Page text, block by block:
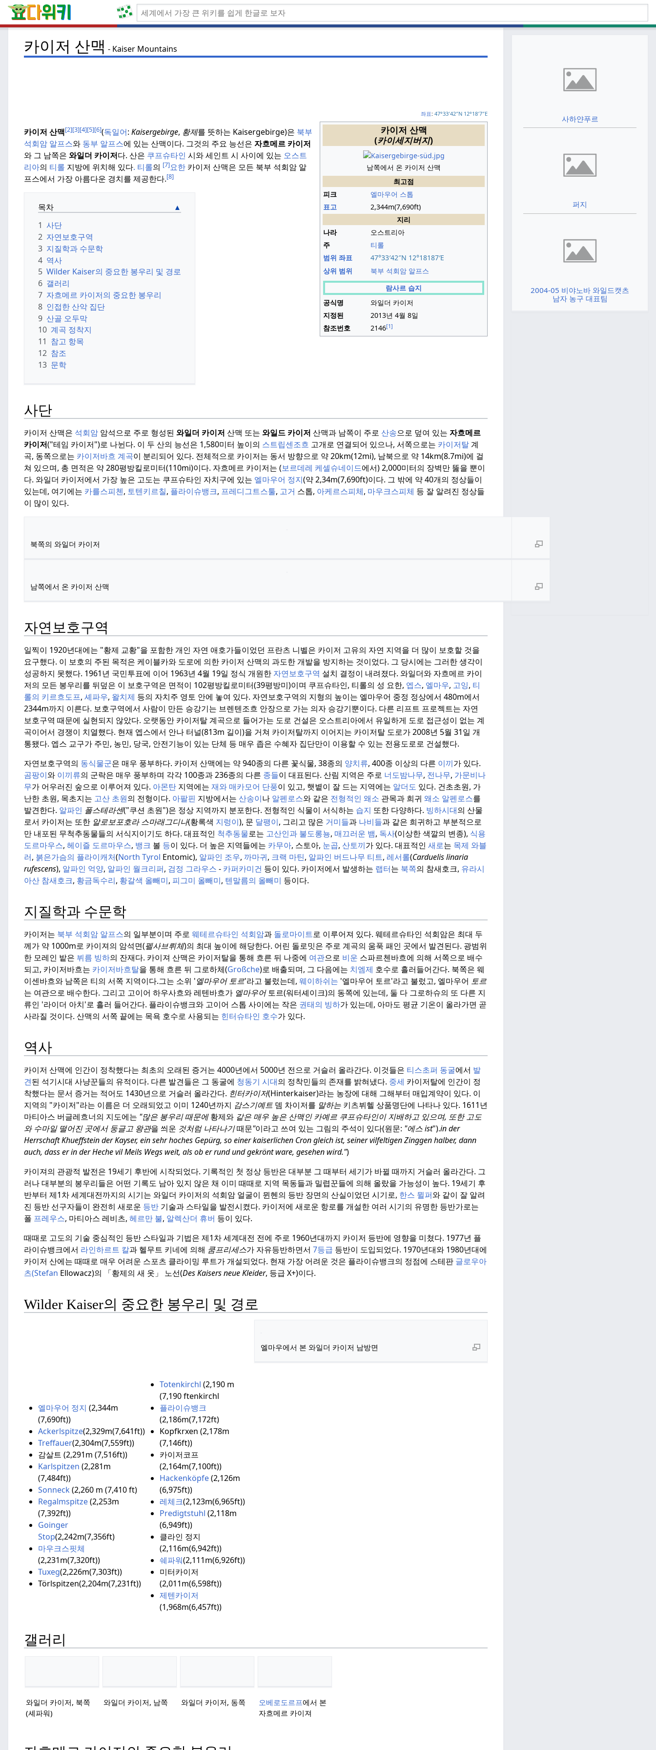
카이저 산맥 Kaiser Mountains
카이저 산맥
(카이세지버지)
남쪽에서 온 카이저 산맥
최고점
피크
엘마우어 스톱
표고
2,344m(7,690ft)
지리
나라
오스트리아
주
티롤
범위 좌표
47°33′42″N 12°18187′E
좌표: 47°33′42″N 12°18′7″E
상위 범위
북부 석회암 알프스
람사르 습지
공식명
와일더 카이저
지정된
2013년 4월 8일
참조번호
2146[1]
카이저 산맥[2][3][4][5][6](독일어: Kaisergebirge, 황제를 뜻하는 Kaisergebirge)은 북부
석회암 알프스와 동부 알프스에 있는 산맥이다. 그것의 주요 능선은 자흐메르 카이저
와 그 남쪽은 와일더 카이저다. 산은 쿠프슈타인 시와 세인트 시 사이에 있는 오스트
리아의 티롤 지방에 위치해 있다. 티롤의 [7]요한 카이저 산맥은 모든 북부 석회암 알
프스에서 가장 아름다운 경치를 제공한다.[8]
목차
1 사단
2 자연보호구역
3 지질학과 수문학
4 역사
5 Wilder Kaiser의 중요한 봉우리 및 경로
6 갤러리
7 자흐메르 카이저의 중요한 봉우리
8 인접한 산악 집단
9 산골 오두막
10 계곡 정착지
11 참고 항목
12 참조
13 문학
사단
카이저 산맥은 석회암 암석으로 주로 형성된 와일더 카이저 산맥 또는 와일드 카이저 산맥과 남쪽이 주로 산송으로 덮여 있는 자흐메르
카이저("테임 카이저")로 나뉜다. 이 두 산의 능선은 1,580미터 높이의 스트립센조흐 고개로 연결되어 있으나, 서쪽으로는 카이저탈계
곡, 동쪽으로는 카이저바흐 계곡이 분리되어 있다. 전체적으로 카이저는 동서 방향으로 약 20km(12mi), 남북으로 약 14km(8.7mi)에 걸
쳐 있으며, 총 면적은 약 280평방킬로미터(110mi)이다. 자흐메르 카이저는 (보르데레 케셀슈네이드에서) 2,000미터의 장벽만 뚫을 뿐이
다. 와일더 카이저에서 가장 높은 고도는 쿠프슈타인 자치구에 있는 엘마우어 정지(약 2,34m(7,690ft)이다. 그 밖에 약 40개의 정상들이
있는데, 여기에는 카를스피첸, 토텐키르칠, 플라이슈뱅크, 프레디그트스툴, 고거 스톱, 아케르스피체, 마우크스피체 등 잘 알려진 정상들
이 많이 있다.
북쪽의 와일더 카이저
남쪽에서 온 카이저 산맥
자연보호구역
일찍이 1920년대에는 "황제 교황"을 포함한 개인 자연 애호가들이었던 프란츠 니벨은 카이저 고유의 자연 지역을 더 많이 보호할 것을
요구했다. 이 보호의 주된 목적은 케이블카와 도로에 의한 카이저 산맥의 과도한 개발을 방지하는 것이었다. 그 당시에는 그러한 생각이
성공하지 못했다. 1961년 국민투표에 이어 1963년 4월 19일 정식 개원한 자연보호구역 설치 결정이 내려졌다. 와일더와 자흐메르 카이
저의 모든 봉우리를 뒤덮은 이 보호구역은 면적이 102평방킬로미터(39평방미)이며 쿠프슈타인, 티롤의 성 요한, 엡스, 엘마우, 고잉, 티
롤의 키르흐도프, 셰파우, 왈치제 등의 자치주 영토 안에 놓여 있다. 자연보호구역의 지형의 높이는 엘마우어 중정 정상에서 480m에서
2344m까지 이른다. 보호구역에서 사람이 만든 승강기는 브렌텐조흐 안장으로 가는 의자 승강기뿐이다. 다른 리프트 프로젝트는 자연
보호구역 때문에 실현되지 않았다. 오랫동안 카이저탈 계곡으로 들어가는 도로 건설은 오스트리아에서 유일하게 도로 접근성이 없는 계
곡이어서 경쟁이 치열했다. 현재 엡스에서 안나 터널(813m 길이)을 거쳐 카이저탈까지 이어지는 카이저탈 도로가 2008년 5월 31일 개
통됐다. 엡스 교구가 주민, 농민, 당국, 안전기능이 있는 단체 등 매우 좁은 수혜자 집단만이 이용할 수 있는 전용도로로 건설했다.
자연보호구역의 동식물군은 매우 풍부하다. 카이저 산맥에는 약 940종의 다른 꽃식물, 38종의 양치류, 400종 이상의 다른 이끼가 있다.
곰팡이와 이끼류의 군락은 매우 풍부하며 각각 100종과 236종의 다른 종들이 대표된다. 산림 지역은 주로 너도밤나무, 전나무, 가문비나
무가 어우러진 숲으로 이루어져 있다. 아몬탄 지역에는 재와 매카모어 단풍이 있고, 햇볕이 잘 드는 지역에는 알더도 있다. 건초초원, 가
난한 초원, 목초지는 고산 초원의 전형이다. 아팔핀 지방에서는 산송이나 알펜로스와 같은 전형적인 왜소 관목과 희귀 왜소 알펜로스를
발견한다. 알파인 폴스테라센("쿠션 초원")은 정상 지역까지 분포한다. 전형적인 식물이 서식하는 습지 또한 다양하다. 빙하시대의 산물
로서 카이저는 또한 알로보포호라 스마래그디나(황록색 지렁이), 문 달팽이, 그리고 많은 거미들과 나비들과 같은 희귀하고 부분적으로
만 내포된 무척추동물들의 서식지이기도 하다. 대표적인 척추동물로는 고산인과 불도롱뇽, 매끄러운 뱀, 독사(이상한 색깔의 변종), 식용
도르마우스, 헤이즐 도르마우스, 뱅크 볼 등이 있다. 더 높은 지역들에는 카무아, 스토아, 눈곱, 산토끼가 있다. 대표적인 새로는 목제 와블
러, 붉은가슴의 플라이캐처(North Tyrol Entomic), 알파인 조우, 까마귀, 크랙 마틴, 알파인 버드나무 티트, 레서롤(Carduelis linaria
rufescens), 알파인 억양, 알파인 월크리퍼, 검정 그라우스 - 카퍼카미건 등이 있다. 카이저에서 발생하는 랩터는 북쪽의 참새호크, 유라시
아산 참새호크, 황금독수리, 황갈색 올빼미, 피그미 올빼미, 텐말름의 올빼미 등이다.
지질학과 수문학
카이저는 북부 석회암 알프스의 일부분이며 주로 웨테르슈타인 석회암과 돌로마이트로 이루어져 있다. 웨테르슈타인 석회암은 최대 두
께가 약 1000m로 카이져의 암석면(펠사브뤼체)의 최대 높이에 해당한다. 어린 돌로밋은 주로 계곡의 움푹 패인 곳에서 발견된다. 광범위
한 모레인 밭은 뷔름 빙하의 잔재다. 카이져 산맥은 카이저탈을 통해 흐른 뒤 나중에 여관으로 비운 스파르첸바흐에 의해 서쪽으로 배수
되고, 카이저바흐는 카이저바흐탈을 통해 흐른 뒤 그로하체(Großche)로 배출되며, 그 다음에는 치엠제 호수로 흘러들어간다. 북쪽은 웨
이센바흐와 남쪽은 티의 서쪽 지역이다.그는 소위 '엘마우어 토르'라고 불렀는데, 웨이하쉬는 '엘마우어 토르'라고 불렀고, 엘마우어 토르
는 여관으로 배수한다. 그리고 고이어 하우사흐와 레텐바흐가 엘마우어토르(워터셰이크)의 동쪽에 있는데, 둘 다 그로하슈의 또 다른 지
류인 '라이더 아치'로 흘러 들어간다. 플라이슈뱅크와 고이어 스톱 사이에는 작은 권태의 빙하가 있는데, 아마도 평균 기온이 올라가면 곧
사라질 것이다. 산맥의 서쪽 끝에는 목욕 호수로 사용되는 힌터슈타인 호수가 있다.
역사
카이저 산맥에 인간이 정착했다는 최초의 오래된 증거는 4000년에서 5000년 전으로 거슬러 올라간다. 이것들은 티스초퍼 동굴에서 발
견된 석기시대 사냥꾼들의 유적이다. 다른 발견들은 그 동굴에 청동기 시대의 정착민들의 존재를 밝혀냈다. 중세 카이저탈에 인간이 정
착했다는 문서 증거는 적어도 1430년으로 거슬러 올라간다. 힌터카이저(Hinterkaiser)라는 농장에 대해 그해부터 매입계약이 있다. 이
지역의 "카이저"라는 이름은 더 오래되었고 이미 1240년까지 감스기예트 뎀 차이저를 말하는 키츠뷔헬 상품명단에 나타나 있다. 1611년
마티아스 버글레흐너의 지도에는 "많은 봉우리 때문에황제와 같은 매우 높은 산맥인 카예르 쿠프슈타인이 지배하고 있으며, 또한 고도
와 수마일 떨어진 곳에서 둥글고 왕관을 씌운 것처럼 나타나기때문"이라고 쓰여 있는 그림의 주석이 있다(원문: "에스 ist").in der
Herrschaft Khueffstein der Kayser, ein sehr hoches Gepürg, so einer kaiserlichen Cron gleich ist, seiner vilfeltigen Zinggen halber, dann
auch, dass er in der Heche vil Meils Wegs weit, als ob er rund und gekrönt ware, gesehen wird.")
카이져의 관광적 발전은 19세기 후반에 시작되었다. 기록적인 첫 정상 등반은 대부분 그 때부터 세기가 바뀔 때까지 거슬러 올라간다. 그
러나 대부분의 봉우리들은 어떤 기록도 남아 있지 않은 채 이미 때때로 지역 목동들과 밀렵꾼들에 의해 올랐을 가능성이 높다. 19세기 후
반부터 제1차 세계대전까지의 시기는 와일더 카이저의 석회암 얼굴이 뮌헨의 등반 장면의 산실이었던 시기로, 한스 뮐퍼와 같이 잘 알려
진 등반 선구자들이 완전히 새로운 등반 기술과 스타일을 발전시켰다. 카이저에 새로운 항로를 개설한 여러 시기의 유명한 등반가로는
폴 프레우스, 마티아스 레비츠, 헤르만 불, 알렉산더 휴버 등이 있다.
때때로 고도의 기술 중심적인 등반 스타일과 기법은 제1차 세계대전 전에 주로 1960년대까지 카이저 등반에 영향을 미쳤다. 1977년 플
라이슈뱅크에서 라인하르트 칼과 헬무트 키네에 의해 쿰프리세스가 자유등반하면서 7등급 등반이 도입되었다. 1970년대와 1980년대에
카이저 산에는 때때로 매우 어려운 스포츠 클라이밍 루트가 개설되었다. 현재 가장 어려운 것은 플라이슈뱅크의 정점에 스테판 글로우아
츠(Stefan Ellowacz)의 「황제의 새 옷」 노선(Des Kaisers neue Kleider, 등급 X+)이다.
Wilder Kaiser의 중요한 봉우리 및 경로
엘마우에서 본 와일더 카이저 남방면
엘마우어 정지 (2,344m
(7,690ft))
Ackerlspitze(2,329m(7,641ft))
Treffauer(2,304m(7,559ft))
감살트 (2,291m (7,516ft))
Karlspitzen (2,281m
(7,484ft))
Sonneck(2,260 m (7,410 ft)
Regalmspitze(2,253m
(7,392ft))
Goinger
Stop(2,242m(7,356ft)
마우크스핏체
(2,231m(7,320ft))
Tuxeg(2,226m(7,303ft))
Törlspitzen(2,204m(7,231ft))
Totenkirchl (2,190 m
(7,190 ftenkirchl
플라이슈뱅크
(2,186m(7,172ft)
Kopfkrxen (2,178m
(7,146ft))
카이저코프
(2,164m(7,100ft))
Hackenköpfe(2,126m
(6,975ft))
레체크(2,123m(6,965ft))
Predigtstuhl (2,118m
(6,949ft))
클라인 정지
(2,116m(6,942ft))
쉐파워(2,111m(6,926ft))
미터카이저
(2,011m(6,598ft))
제텐카이저
(1,968m(6,457ft))
갤러리
와일더 카이저, 북쪽
(셰파워)
와일더 카이저, 남쪽 와일더 카이저, 동쪽 오베로도르프에서 본
자흐메르 카이져
사하얀푸르
퍼지
2004-05 비야노바 와일드캣츠
남자 농구 대표팀